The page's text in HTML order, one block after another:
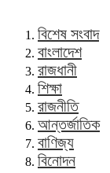
বিশেষ সংবাদ
বাংলাদেশ
রাজধানী
শিক্ষা
রাজনীতি
আন্তর্জাতিক
বাণিজ্য
বিনোদন